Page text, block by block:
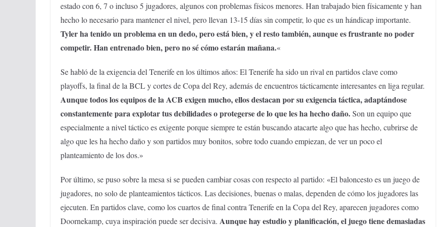
estado con 6, 7 o incluso 5 jugadores, algunos con problemas físicos menores. Han trabajado bien físicamente y han
hecho lo necesario para mantener el nivel, pero llevan 13-15 días sin competir, lo que es un hándicap importante.
Tyler ha tenido un problema en un dedo, pero está bien, y el resto también, aunque es frustrante no poder
competir. Han entrenado bien, pero no sé cómo estarán mañana.«
Se habló de la exigencia del Tenerife en los últimos años: El Tenerife ha sido un rival en partidos clave como
playoffs, la final de la BCL y cortes de Copa del Rey, además de encuentros tácticamente interesantes en liga regular.
Aunque todos los equipos de la ACB exigen mucho, ellos destacan por su exigencia táctica, adaptándose
constantemente para explotar tus debilidades o protegerse de lo que les ha hecho daño.Son un equipo que
especialmente a nivel táctico es exigente porque siempre te están buscando atacarte algo que has hecho, cubrirse de
algo que les ha hecho daño y son partidos muy bonitos, sobre todo cuando empiezan, de ver un poco el
planteamiento de los dos.»
Por último, se puso sobre la mesa si se pueden cambiar cosas con respecto al partido: «El baloncesto es un juego de
jugadores, no solo de planteamientos tácticos. Las decisiones, buenas o malas, dependen de cómo los jugadores las
ejecuten. En partidos clave, como los cuartos de final contra Tenerife en la Copa del Rey, aparecen jugadores como
Doornekamp, cuya inspiración puede ser decisiva. Aunque hay estudio y planificación, el juego tiene demasiadas